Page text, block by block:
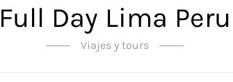
Full Day Lima Peru
Viajes y tours